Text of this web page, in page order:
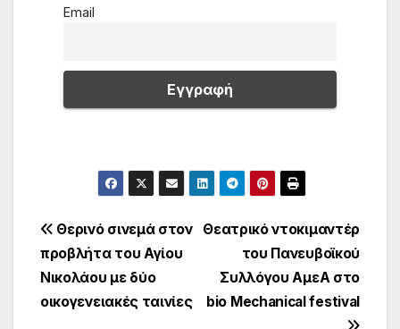
Email
Πλοήγηση
άρθρων
Θεατρικό ντοκιμαντέρ
του Πανευβοϊκού
Συλλόγου ΑμεΑ στο
bio Mechanical festival
Θερινό σινεμά στον
προβλήτα του Αγίου
Νικολάου με δύο
οικογενειακές ταινίες